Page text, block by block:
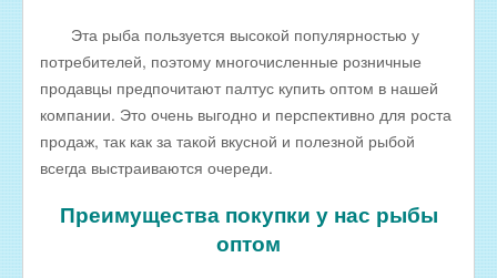
Оптовые цены на СВЕЖЕЗАМОРОЖЕННУЮ РЫБУ
Оптовые цены на МОРЕПРОДУКТЫ
Оптовые цены на РЫБНУЮ ИКРУ
Оптовые цены на ЖИВУЮ РЫБУ
Оптовые цены на ОХЛАЖДЕННУЮ РЫБУ
Оптовые цены на ВЯЛЕНУЮ РЫБУ
Эта рыба пользуется высокой популярностью у
потребителей, поэтому многочисленные розничные
продавцы предпочитают палтус купить оптом в нашей
компании. Это очень выгодно и перспективно для роста
продаж, так как за такой вкусной и полезной рыбой
всегда выстраиваются очереди.
Преимущества покупки у нас рыбы
оптом